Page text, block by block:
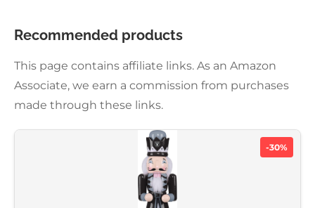
Recommended products
This page contains affiliate links. As an Amazon
Associate, we earn a commission from purchases
made through these links.
-30%